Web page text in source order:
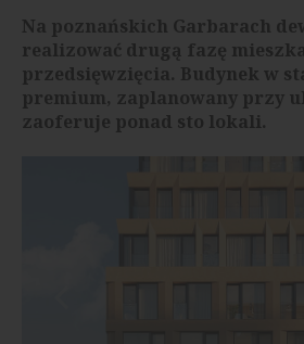
Na poznańskich Garbarach
realizować drugą fazę
przedsięwzięcia. Budynek w
premium, zaplanowany przy
zaoferuje ponad sto lokali.